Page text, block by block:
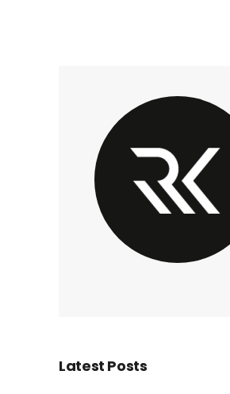
Latest Posts